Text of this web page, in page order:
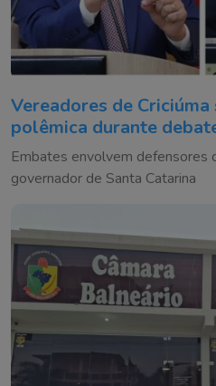
Vereadores de
polêmica durante
Embates envolvem defensores
governador de Santa Catarina